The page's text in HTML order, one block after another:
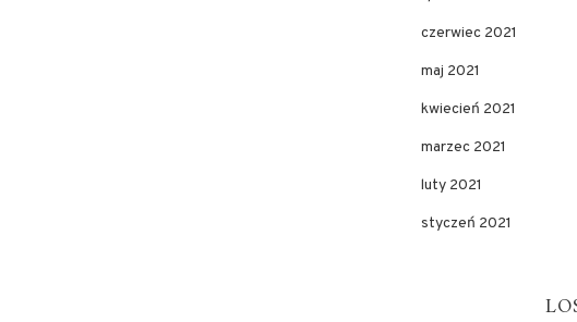
czerwiec 2021
maj 2021
kwiecień 2021
marzec 2021
luty 2021
styczeń 2021